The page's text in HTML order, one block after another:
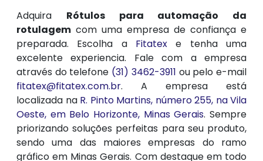
Adquira Rótulos para automação da
rotulagem com uma empresa de confiança e
preparada. Escolha a Fitatex e tenha uma
excelente experiencia. Fale com a empresa
através do telefone (31) 3462-3911 ou pelo e-mail
fitatex@fitatex.com.br. A empresa está
localizada na R. Pinto Martins, número 255, na Vila
Oeste, em Belo Horizonte, Minas Gerais. Sempre
priorizando soluções perfeitas para seu produto,
sendo uma das maiores empresas do ramo
gráfico em Minas Gerais. Com destaque em todo